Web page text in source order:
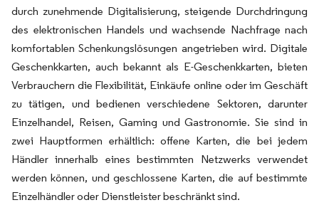
durch zunehmende Digitalisierung, steigende Durchdringung
des elektronischen Handels und wachsende Nachfrage nach
komfortablen Schenkungslösungen angetrieben wird. Digitale
Geschenkkarten, auch bekannt als E-Geschenkkarten, bieten
Verbrauchern die Flexibilität, Einkäufe online oder im Geschäft
zu tätigen, und bedienen verschiedene Sektoren, darunter
Einzelhandel, Reisen, Gaming und Gastronomie. Sie sind in
zwei Hauptformen erhältlich: offene Karten, die bei jedem
Händler innerhalb eines bestimmten Netzwerks verwendet
werden können, und geschlossene Karten, die auf bestimmte
Einzelhändler oder Dienstleister beschränkt sind.